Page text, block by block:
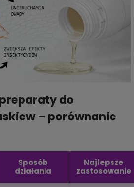
do
– porównanie
Sposób
działania
Najlepsze
zastosowanie